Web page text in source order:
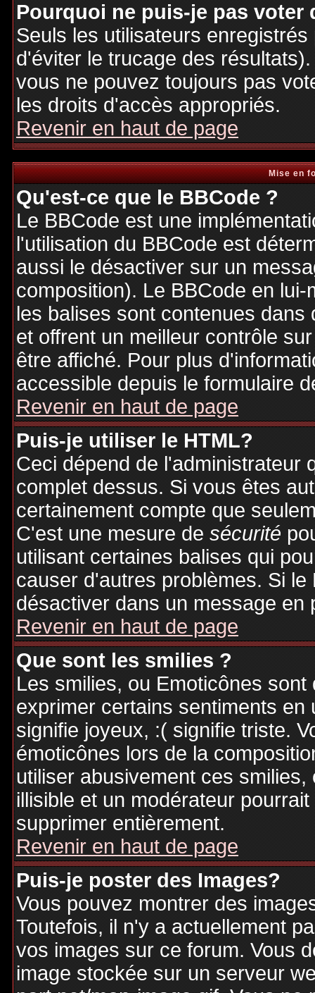
Pourquoi ne puis-je pas voter
Seuls les utilisateurs
d'éviter le trucage des
vous ne pouvez toujours pas
les droits d'accès appropriés.
Revenir en haut de page
Mise en
Qu'est-ce que le BBCode ?
Le BBCode est une
l'utilisation du BBCode est
aussi le désactiver sur un
composition). Le BBCode en
les balises sont contenues
et offrent un meilleur contrôle
être affiché. Pour plus
accessible depuis le formulaire
Revenir en haut de page
Puis-je utiliser le HTML?
Ceci dépend de l'administrateur
complet dessus. Si vous êtes
certainement compte que
C'est une mesure desécurité
utilisant certaines balises qui
causer d'autres problèmes. Si
désactiver dans un message en
Revenir en haut de page
Que sont les smilies ?
Les smilies, ou Emoticônes
exprimer certains sentiments
signifie joyeux, :( signifie triste.
émoticônes lors de la
utiliser abusivement ces
illisible et un modérateur
supprimer entièrement.
Revenir en haut de page
Puis-je poster des Images?
Vous pouvez montrer des
Toutefois, il n'y a actuellement
vos images sur ce forum. Vous
image stockée sur un serveur